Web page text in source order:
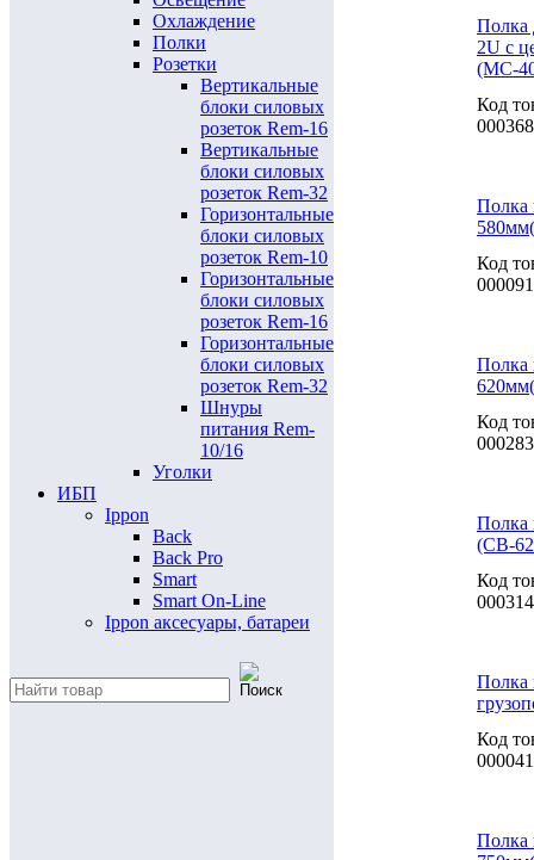
Охлаждение
Полки
Розетки
Вертикальные
блоки силовых
розеток Rem-16
Вертикальные
блоки силовых
розеток Rem-32
Горизонтальные
блоки силовых
розеток Rem-10
Горизонтальные
блоки силовых
розеток Rem-16
Горизонтальные
блоки силовых
розеток Rem-32
Шнуры
питания Rem-
10/16
Уголки
ИБП
Ippon
Back
Back Pro
Smart
Smart On-Line
Ippon аксесуары, батареи
Полка
2U с
(МС-
Код
Полка
Код
Полка
Код
Полка
(СВ-
Код
Полка
Код
Полка